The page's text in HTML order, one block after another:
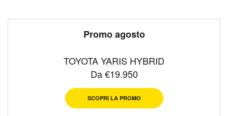
Promo agosto
TOYOTA YARIS HYBRID
Da €19.950
SCOPRI LA PROMO